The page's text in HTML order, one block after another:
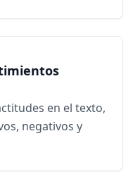
en el texto,
negativos y